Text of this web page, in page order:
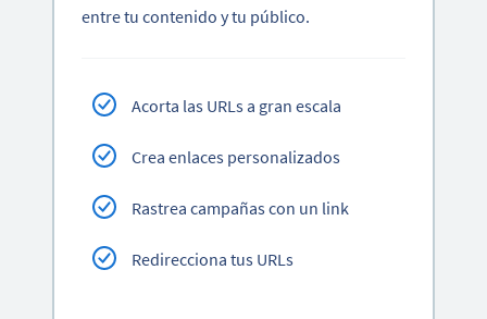
entre tu contenido y tu público.
Acorta las URLs a gran escala
Crea enlaces personalizados
Rastrea campañas con un link
Redirecciona tus URLs